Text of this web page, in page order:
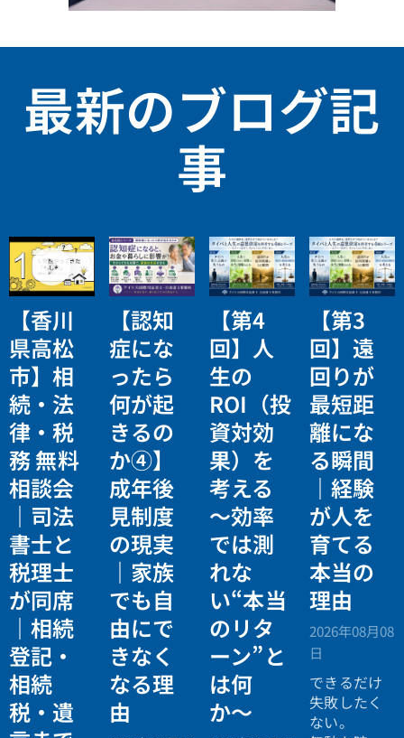
最新のブログ記
事
【香川
県高松
市】相
続・法
律・税
務 無料
相談会
｜司法
書士と
税理士
が同席
｜相続
登記・
相続
税・遺
【認知
症にな
ったら
何が起
きるの
か④】
成年後
見制度
の現実
｜家族
でも自
由にで
きなく
なる理
由
【第4
回】人
生の
ROI（投
資対効
果）を
考える
〜効率
では測
れな
い“本当
のリタ
ーン”と
は何
か〜
【第3
回】遠
回りが
最短距
離にな
る瞬間
｜経験
が人を
育てる
本当の
理由
2026年08月08
日
できるだけ
失敗したく
ない。